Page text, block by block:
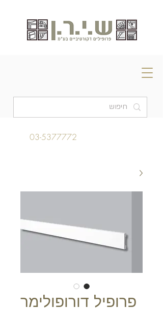
03-5377772
פרופיל דורופולימר